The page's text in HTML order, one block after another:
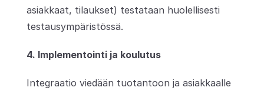
asiakkaat, tilaukset) testataan huolellisesti
testausympäristössä.
4. Implementointi ja koulutus
Integraatio viedään tuotantoon ja asiakkaalle